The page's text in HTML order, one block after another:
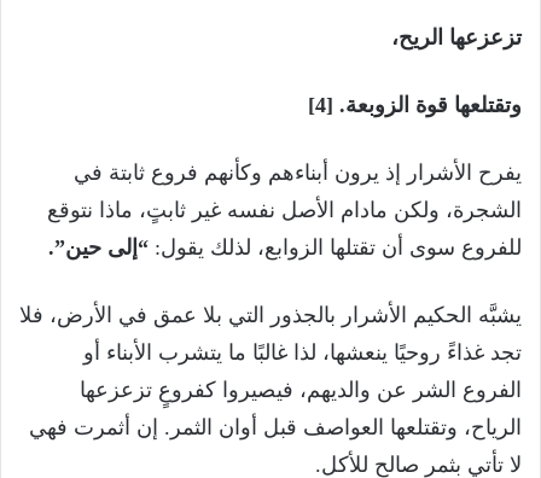
تزعزعها الريح،
وتقتلعها قوة الزوبعة. [4]
يفرح الأشرار إذ يرون أبناءهم وكأنهم فروع ثابتة في
الشجرة، ولكن مادام الأصل نفسه غير ثابتٍ، ماذا نتوقع
للفروع سوى أن تقتلها الزوابع، لذلك يقول: “إلى حين”.
يشبَّه الحكيم الأشرار بالجذور التي بلا عمق في الأرض، فلا
تجد غذاءً روحيًا ينعشها، لذا غالبًا ما يتشرب الأبناء أو
الفروع الشر عن والديهم، فيصيروا كفروعٍ تزعزعها
الرياح، وتقتلعها العواصف قبل أوان الثمر. إن أثمرت فهي
لا تأتي بثمر صالح للأكل.